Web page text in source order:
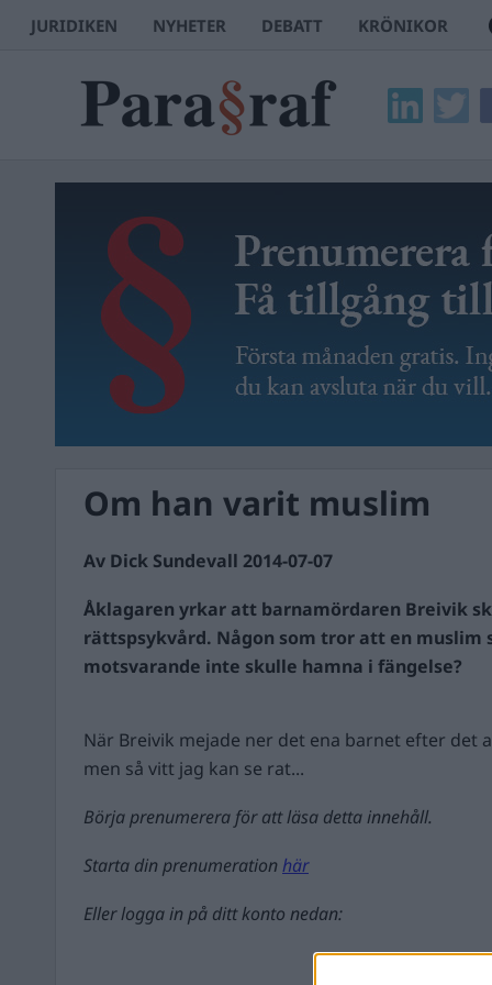
JURIDIKEN NYHETER DEBATT KRÖNIKOR
Om han varit muslim
Av Dick Sundevall 2014-07-07
Åklagaren yrkar att barnamördaren Breivik
rättspsykvård. Någon som tror att en muslim
motsvarande inte skulle hamna i fängelse?
När Breivik mejade ner det ena barnet efter det
men så vitt jag kan se rat...
Börja prenumerera för att läsa detta innehåll.
Starta din prenumerationhär
Eller logga in på ditt konto nedan: